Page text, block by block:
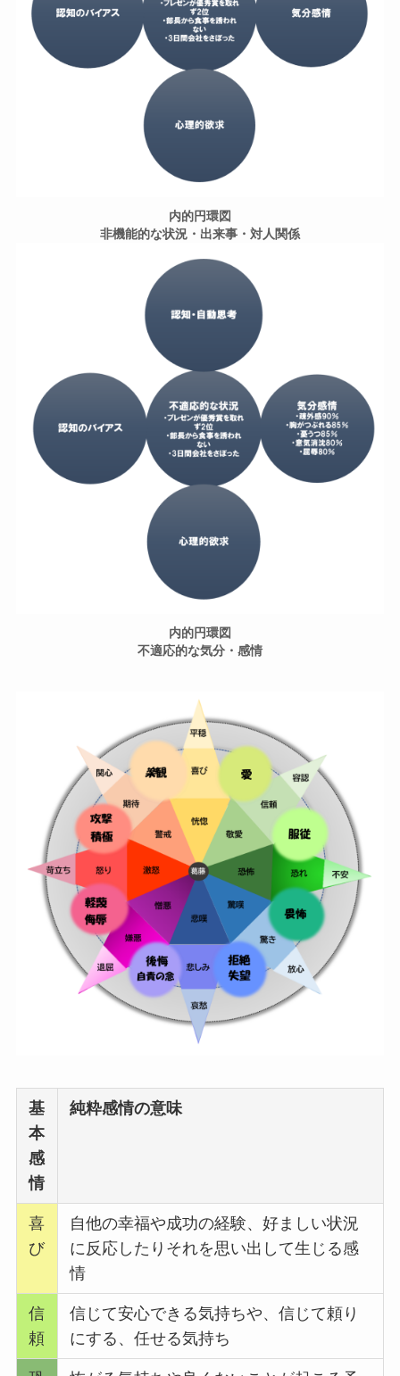
内的円環図
非機能的な状況・出来事・対人関係
内的円環図
不適応的な気分・感情
基
本
感
情
純粋感情の意味
喜
び
自他の幸福や成功の経験、好ましい状況
に反応したりそれを思い出して生じる感
情
信
頼
信じて安心できる気持ちや、信じて頼り
にする、任せる気持ち